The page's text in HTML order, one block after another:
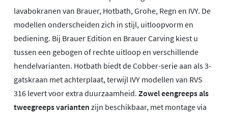
lavabokranen van Brauer, Hotbath, Grohe, Regn en IVY. De
modellen onderscheiden zich in stijl, uitloopvorm en
bediening. Bij Brauer Edition en Brauer Carving kiest u
tussen een gebogen of rechte uitloop en verschillende
hendelvarianten. Hotbath biedt de Cobber-serie aan als 3-
gatskraan met achterplaat, terwijl IVY modellen van RVS
316 levert voor extra duurzaamheid. Zowel eengreeps als
tweegreeps varianten zijn beschikbaar, met montage via